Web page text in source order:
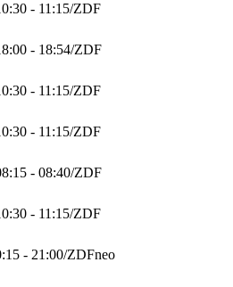
- 11:15/ZDF
- 18:54/ZDF
- 11:15/ZDF
- 11:15/ZDF
- 08:40/ZDF
- 11:15/ZDF
- 21:00/ZDFneo